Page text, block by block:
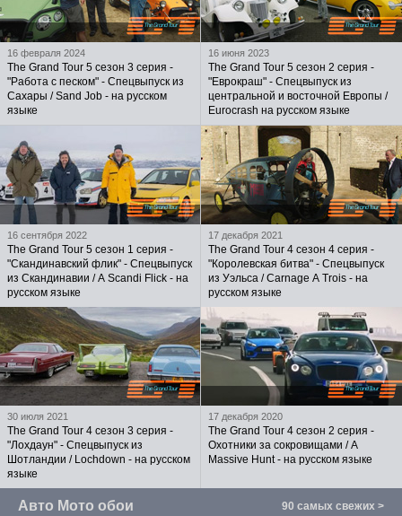
16 февраля 2024
The Grand Tour 5 сезон 3 серия -
"Работа с песком" - Спецвыпуск из
Сахары / Sand Job - на русском
языке
16 июня 2023
The Grand Tour 5 сезон 2 серия -
"Еврокраш" - Спецвыпуск из
центральной и восточной Европы /
Eurocrash на русском языке
16 сентября 2022
The Grand Tour 5 сезон 1 серия -
"Скандинавский флик" - Спецвыпуск
из Скандинавии / A Scandi Flick - на
русском языке
17 декабря 2021
The Grand Tour 4 сезон 4 серия -
"Королевская битва" - Спецвыпуск
из Уэльса / Carnage A Trois - на
русском языке
30 июля 2021
The Grand Tour 4 сезон 3 серия -
"Лохдаун" - Спецвыпуск из
Шотландии / Lochdown - на русском
языке
17 декабря 2020
The Grand Tour 4 сезон 2 серия -
Охотники за сокровищами / A
Massive Hunt - на русском языке
Авто Мото обои 90 самых свежих >